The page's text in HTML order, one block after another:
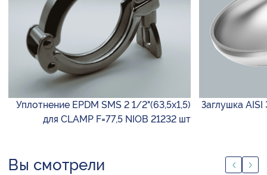
Уплотнение EPDM SMS 2 1/2"(63,5х1,5)
для CLAMP F=77,5 NIOB 21232 шт
Заглушка
Вы смотрели